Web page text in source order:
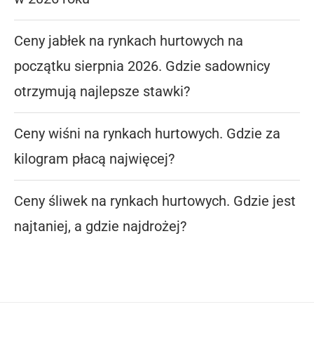
Ceny jabłek na rynkach hurtowych na
początku sierpnia 2026. Gdzie sadownicy
otrzymują najlepsze stawki?
Ceny wiśni na rynkach hurtowych. Gdzie za
kilogram płacą najwięcej?
Ceny śliwek na rynkach hurtowych. Gdzie jest
najtaniej, a gdzie najdrożej?